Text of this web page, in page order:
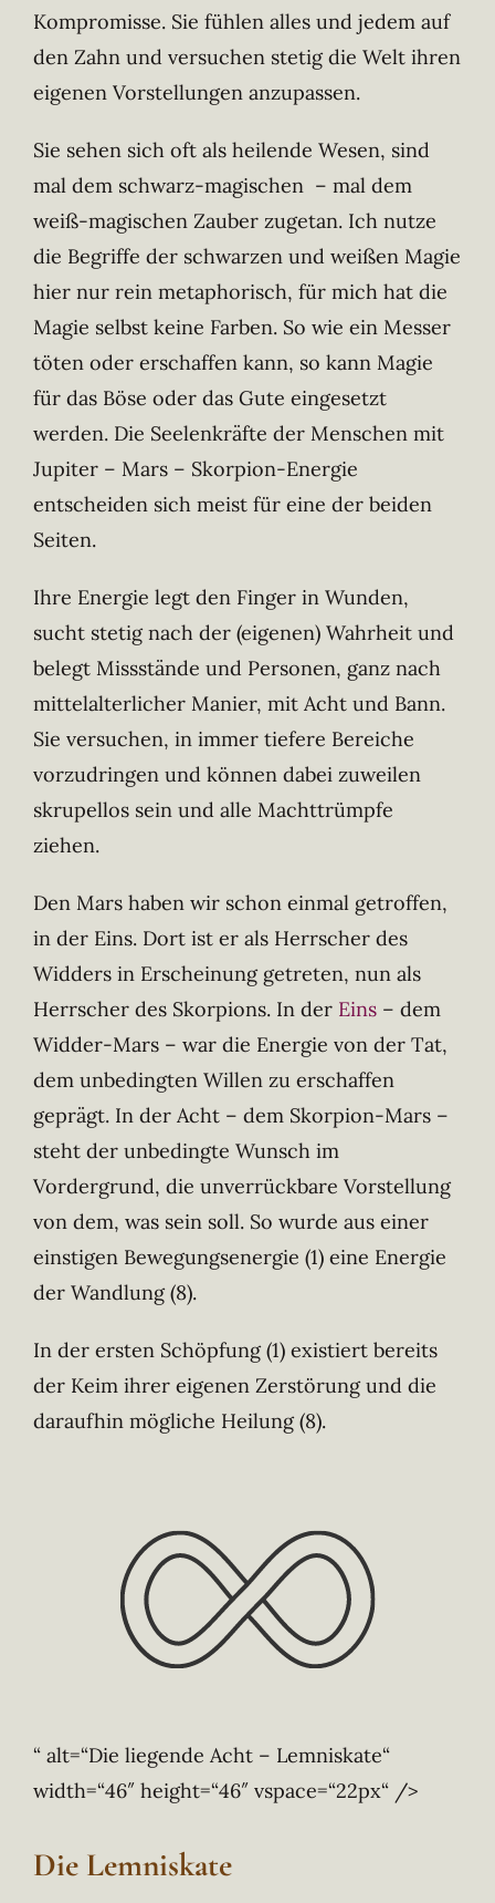
Kompromisse. Sie fühlen alles und jedem auf
den Zahn und versuchen stetig die Welt ihren
eigenen Vorstellungen anzupassen.
Sie sehen sich oft als heilende Wesen, sind
mal dem schwarz-magischen – mal dem
weiß-magischen Zauber zugetan. Ich nutze
die Begriffe der schwarzen und weißen Magie
hier nur rein metaphorisch, für mich hat die
Magie selbst keine Farben. So wie ein Messer
töten oder erschaffen kann, so kann Magie
für das Böse oder das Gute eingesetzt
werden. Die Seelenkräfte der Menschen mit
Jupiter – Mars – Skorpion-Energie
entscheiden sich meist für eine der beiden
Seiten.
Ihre Energie legt den Finger in Wunden,
sucht stetig nach der (eigenen) Wahrheit und
belegt Missstände und Personen, ganz nach
mittelalterlicher Manier, mit Acht und Bann.
Sie versuchen, in immer tiefere Bereiche
vorzudringen und können dabei zuweilen
skrupellos sein und alle Machttrümpfe
ziehen.
Den Mars haben wir schon einmal getroffen,
in der Eins. Dort ist er als Herrscher des
Widders in Erscheinung getreten, nun als
Herrscher des Skorpions. In der Eins – dem
Widder-Mars – war die Energie von der Tat,
dem unbedingten Willen zu erschaffen
geprägt. In der Acht – dem Skorpion-Mars –
steht der unbedingte Wunsch im
Vordergrund, die unverrückbare Vorstellung
von dem, was sein soll. So wurde aus einer
einstigen Bewegungsenergie (1) eine Energie
der Wandlung (8).
In der ersten Schöpfung (1) existiert bereits
der Keim ihrer eigenen Zerstörung und die
daraufhin mögliche Heilung (8).
“ alt=“Die liegende Acht – Lemniskate“
width=“46″ height=“46″ vspace=“22px“ />
Die Lemniskate